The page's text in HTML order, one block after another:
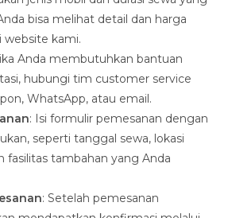
bisa melihat detail dan harga
website kami.
Anda membutuhkan bantuan
hubungi tim customer service
WhatsApp, atau email.
: Isi formulir pemesanan dengan
seperti tanggal sewa, lokasi
fasilitas tambahan yang Anda
: Setelah pemesanan